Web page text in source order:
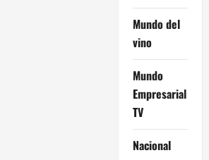
Mundo del
vino
Mundo
Empresarial
TV
Nacional